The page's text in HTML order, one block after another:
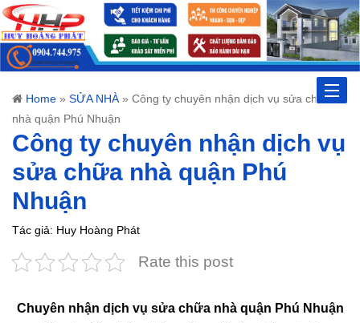
Toggle
Home » SỬA NHÀ» Công ty chuyên nhận dịch vụ sửa chữa
nhà quận Phú Nhuận
Công ty chuyên nhận dịch vụ
sửa chữa nhà quận Phú
Nhuận
Tác giả: Huy Hoàng Phát
Rate this post
Chuyên nhận dịch vụ sửa chữa nhà quận Phú Nhuận